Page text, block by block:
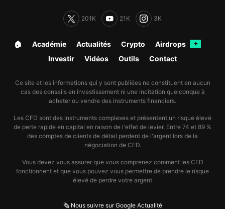
201K 21K 3K
🏠︎ Académie Actualités Crypto Airdrops ✦
Investir Vidéos Outils Contact
Ce site et les informations qui y sont publiées ne constituent en aucun
cas des conseils en investissement ni une incitation quelconque à
acheter ou vendre des instruments financiers.
Les CFD sont des instruments complexes et présentent un risque élevé
de perte rapide en capital en raison de l'effet de levier. Entre 74 et 89 %
des comptes de clients de détail perdent de l'argent lors de la
négociation de CFD.
Vous devez vous assurer que vous comprenez comment les CFD
fonctionnent et que vous pouvez vous permettre de prendre le risque
élevé de perdre votre argent
🗞️ Nous suivre sur Google Actualité